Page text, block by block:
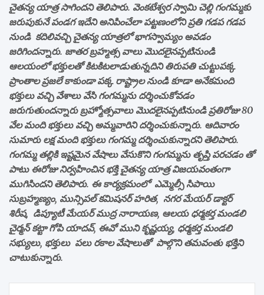
చైతన్య యాత్ర సాగిందని తెలిపారు. వెంకటేశ్వర స్వామి చెల్లి గంగమ్మకు
జరుపుకునే పండగ ఇదేని అనిపించేలా పట్టణంలోని ప్రతి గడప గడప
నుండి కదిలివచ్చి చైతన్య యాత్రలో భాగస్వామ్యం అవడం
జరిగిందన్నారు. జాతర బ్రహ్మత్స వాలు మొదలైనప్పటినుండి
ఆలయంలో భక్తులతో కిటకిటలాడుతున్నదిని తిరుపతి చుట్టుపక్క
ప్రాంతాల ప్రజలే కాకుండా పక్క రాష్ట్రాల నుండి కూడా అనేకమంది
భక్తులు వచ్చి వేశాలు వేసి గంగమ్మను దర్శించుకోవడం
జరుగుతుందన్నారు బ్రహ్మోత్సవాలు మొదలైనప్పటినుండి ప్రతిరోజు 80
వేల మంది భక్తులు వచ్చి అమ్మవారిని దర్శించుకున్నారు. ఆదివారం
సుమారు లక్ష మంది భక్తులు గంగమ్మ దర్శించుకున్నారని తెలిపారు.
గంగమ్మ తల్లికి ఇష్టమైన వేషాలు వేసుకొని గంగమ్మను తృప్తి పరచడం తో
పాటు ఈరోజు నిర్వహించిన భక్తి చైతన్య యాత్ర విజయవంతంగా
ముగిసిందని తెలిపారు. ఈ కార్యక్రమంలో ఎమ్మెల్సీ సిపాయి
సుబ్రహ్మణ్యం, మున్సిపల్ కమిషనర్ హరిత, నగర మేయర్ డాక్టర్
శిరీష, డిప్యూటీ మేయర్ ముద్ర నారాయణ, ఆలయ ధర్మకర్త మండలి
చైర్మన్ కట్టా గోపి యాదవ్, ఈవో ముని కృష్ణయ్య, ధర్మకర్త మండలి
సభ్యులు, భక్తులు పలు రకాల వేషాలుతో పాల్గొని తమవంతు భక్తిని
చాటుకున్నారు.